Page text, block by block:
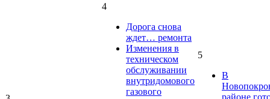
4
Дорога снова
ждет… ремонта
Изменения в
техническом
обслуживании
внутридомового
газового
5
В
районе